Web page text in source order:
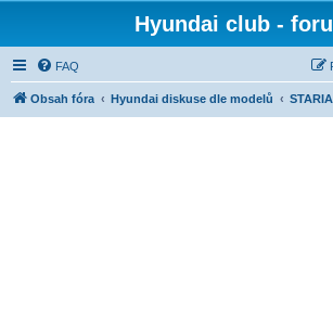
Hyundai club -
FAQ
Obsah fóra Hyundai diskuse dle modelů STARIA